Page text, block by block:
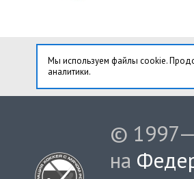
Мы используем файлы cookie.
аналитики.
©
на